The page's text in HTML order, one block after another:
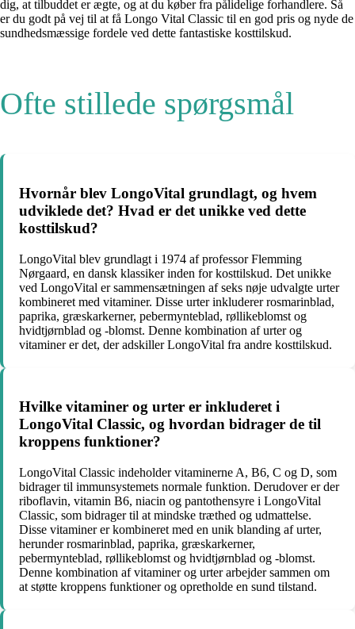
dig, at tilbuddet er ægte, og at du køber fra pålidelige forhandlere. Så
er du godt på vej til at få Longo Vital Classic til en god pris og nyde de
sundhedsmæssige fordele ved dette fantastiske kosttilskud.
Ofte stillede spørgsmål
Hvornår blev LongoVital grundlagt, og hvem
udviklede det? Hvad er det unikke ved dette
kosttilskud?
LongoVital blev grundlagt i 1974 af professor Flemming
Nørgaard, en dansk klassiker inden for kosttilskud. Det unikke
ved LongoVital er sammensætningen af seks nøje udvalgte urter
kombineret med vitaminer. Disse urter inkluderer rosmarinblad,
paprika, græskarkerner, pebermynteblad, røllikeblomst og
hvidtjørnblad og -blomst. Denne kombination af urter og
vitaminer er det, der adskiller LongoVital fra andre kosttilskud.
Hvilke vitaminer og urter er inkluderet i
LongoVital Classic, og hvordan bidrager de til
kroppens funktioner?
LongoVital Classic indeholder vitaminerne A, B6, C og D, som
bidrager til immunsystemets normale funktion. Derudover er der
riboflavin, vitamin B6, niacin og pantothensyre i LongoVital
Classic, som bidrager til at mindske træthed og udmattelse.
Disse vitaminer er kombineret med en unik blanding af urter,
herunder rosmarinblad, paprika, græskarkerner,
pebermynteblad, røllikeblomst og hvidtjørnblad og -blomst.
Denne kombination af vitaminer og urter arbejder sammen om
at støtte kroppens funktioner og opretholde en sund tilstand.